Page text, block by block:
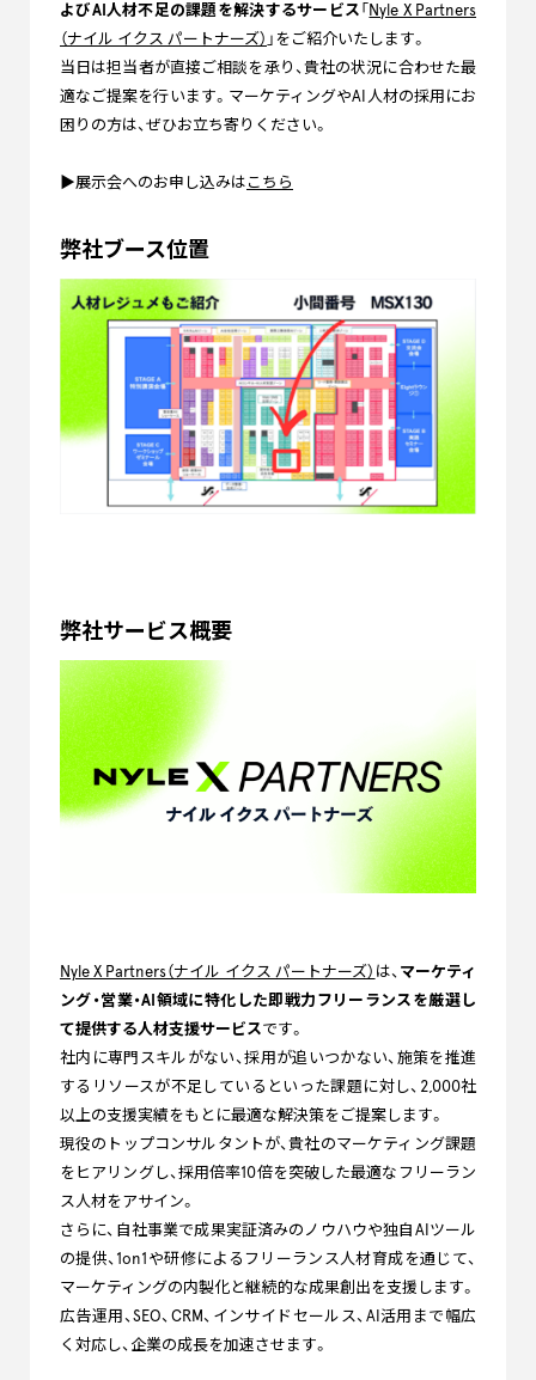
よびAI人材不足の課題を解決するサービス 「 Nyle X Partners
（ナイル イクス パートナーズ） 」をご紹介いたします。
当日は担当者が直接ご相談を承り、貴社の状況に合わせた最
適なご提案を行います。マーケティングやAI人材の採用にお
困りの方は、ぜひお立ち寄りください。
▶展示会へのお申し込みは こちら
弊社ブース位置
弊社サービス概要
Nyle X Partners（ナイル イクス パートナーズ） は、 マーケティ
ング・営業・AI領域に特化した即戦力フリーランスを厳選し
て提供する人材支援サービスです。
社内に専門スキルがない、採用が追いつかない、施策を推進
するリソースが不足しているといった課題に対し、2,000社
以上の支援実績をもとに最適な解決策をご提案します。
現役のトップコンサルタントが、貴社のマーケティング課題
をヒアリングし、採用倍率10倍を突破した最適なフリーラン
ス人材をアサイン。
さらに、自社事業で成果実証済みのノウハウや独自AIツール
の提供、1on1や研修によるフリーランス人材育成を通じて、
マーケティングの内製化と継続的な成果創出を支援します。
広告運用、SEO、CRM、インサイドセールス、AI活用まで幅広
く対応し、企業の成長を加速させます。